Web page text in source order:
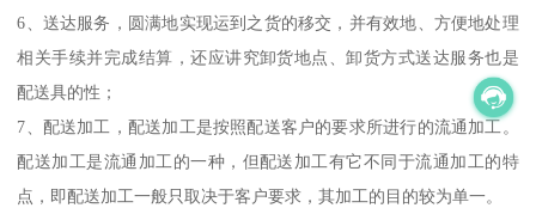
6、送达服务，圆满地实现运到之货的移交，并有效地、方便地处理
相关手续并完成结算，还应讲究卸货地点、卸货方式送达服务也是
配送具的性；
7、配送加工，配送加工是按照配送客户的要求所进行的流通加工。
配送加工是流通加工的一种，但配送加工有它不同于流通加工的特
点，即配送加工一般只取决于客户要求，其加工的目的较为单一。